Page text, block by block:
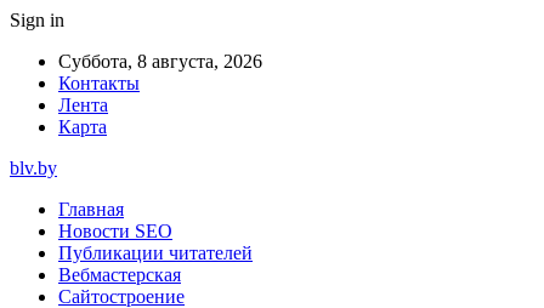
Sign in
Суббота, 8 августа, 2026
Контакты
Лента
Карта
blv.by
Главная
Новости SEO
Публикации читателей
Вебмастерская
Сайтостроение